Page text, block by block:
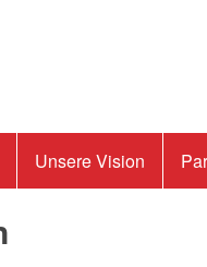
Unsere Vision